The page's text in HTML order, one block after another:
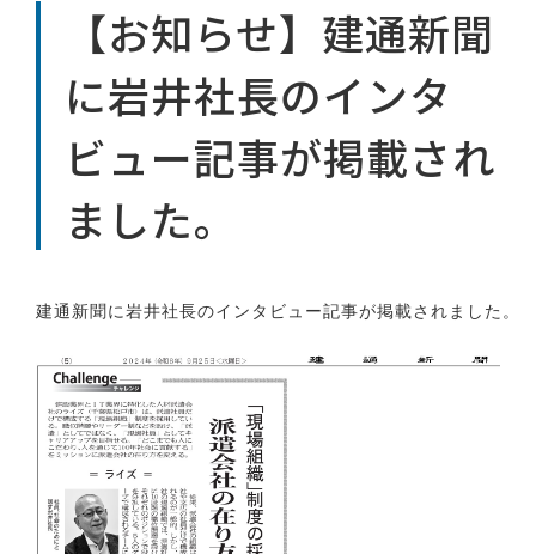
【お知らせ】建通新聞
に岩井社長のインタ
ビュー記事が掲載され
ました。
建通新聞に岩井社長のインタビュー記事が掲載されました。